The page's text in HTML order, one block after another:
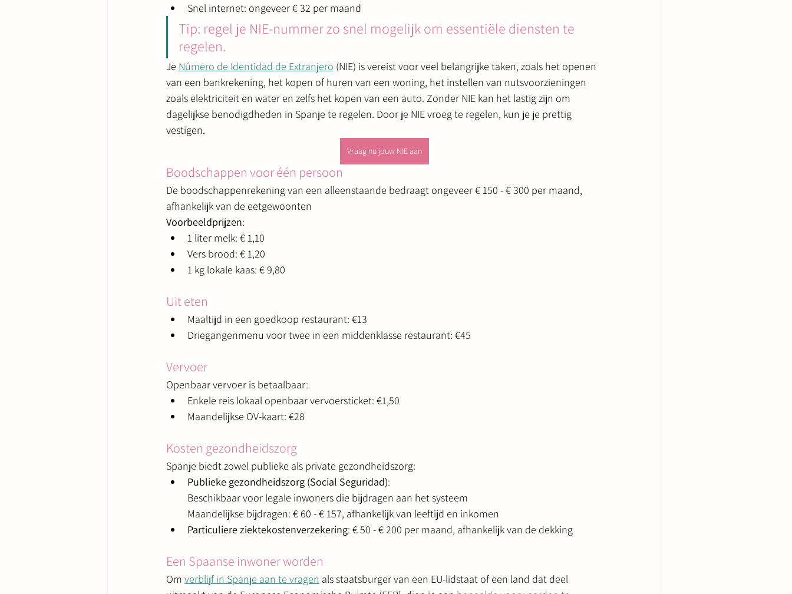
Snel internet: ongeveer € 32 per maand
Tip: regel je NIE-nummer zo snel mogelijk om essentiële diensten te
regelen.
Je Número de Identidad de Extranjero (NIE) is vereist voor veel belangrijke taken, zoals het openen
van een bankrekening, het kopen of huren van een woning, het instellen van nutsvoorzieningen
zoals elektriciteit en water en zelfs het kopen van een auto. Zonder NIE kan het lastig zijn om
dagelijkse benodigdheden in Spanje te regelen. Door je NIE vroeg te regelen, kun je je prettig
vestigen.
Vraag nu jouw NIE aan
Boodschappen voor één persoon
De boodschappenrekening van een alleenstaande bedraagt ​​ongeveer € 150 - € 300 per maand,
afhankelijk van de eetgewoonten
Voorbeeldprijzen:
1 liter melk: € 1,10
Vers brood: € 1,20
1 kg lokale kaas: € 9,80
Uit eten
Maaltijd in een goedkoop restaurant: €13
Driegangenmenu voor twee in een middenklasse restaurant: €45
Vervoer
Openbaar vervoer is betaalbaar:
Enkele reis lokaal openbaar vervoersticket: €1,50
Maandelijkse OV-kaart: €28
Kosten gezondheidszorg
Spanje biedt zowel publieke als private gezondheidszorg:
Publieke gezondheidszorg (Social Seguridad):
Beschikbaar voor legale inwoners die bijdragen aan het systeem
Maandelijkse bijdragen: € 60 - € 157, afhankelijk van leeftijd en inkomen
Particuliere ziektekostenverzekering: € 50 - € 200 per maand, afhankelijk van de dekking
Een Spaanse inwoner worden
Om verblijf in Spanje aan te vragen als staatsburger van een EU-lidstaat of een land dat deel